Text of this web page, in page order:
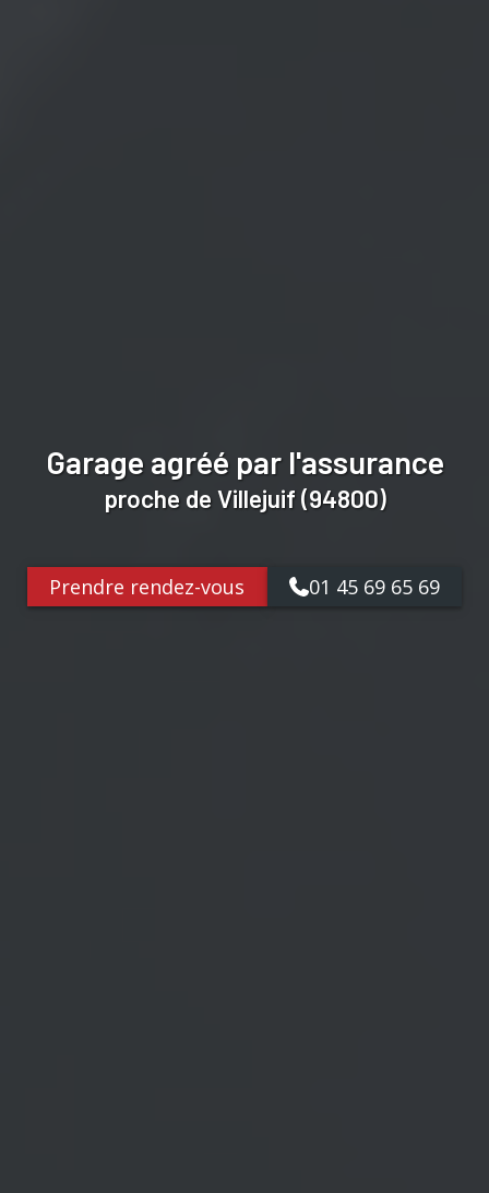
Garage agréé par l'assurance
proche de Villejuif (94800)
Prendre rendez-vous 01 45 69 65 69